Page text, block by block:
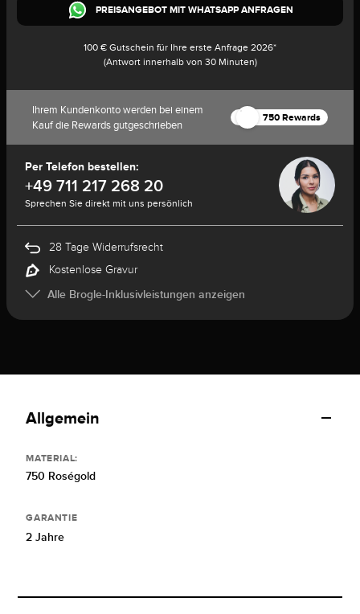
PREISANGEBOT MIT WHATSAPP ANFRAGEN
100 € Gutschein für Ihre erste Anfrage 2026*
(Antwort innerhalb von 30 Minuten)
Ihrem Kundenkonto werden bei einem
Kauf die Rewards gutgeschrieben
750 Rewards
Per Telefon bestellen:
+49 711 217 268 20
Sprechen Sie direkt mit uns persönlich
28 Tage Widerrufsrecht
Kostenlose Gravur
Alle Brogle-Inklusivleistungen anzeigen
Allgemein
MATERIAL:
750 Roségold
GARANTIE
2 Jahre